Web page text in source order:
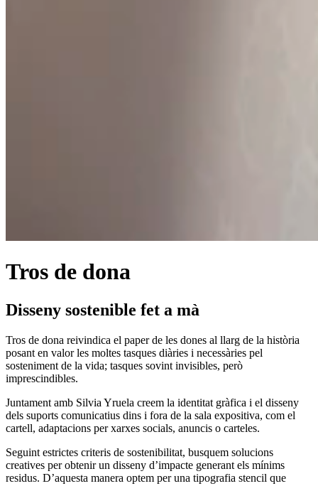
Tros de dona
Disseny sostenible fet a mà
Tros de dona reivindica el paper de les dones al llarg de la història
posant en valor les moltes tasques diàries i necessàries pel
sosteniment de la vida; tasques sovint invisibles, però
imprescindibles.
Juntament amb Silvia Yruela creem la identitat gràfica i el disseny
dels suports comunicatius dins i fora de la sala expositiva, com el
cartell, adaptacions per xarxes socials, anuncis o carteles.
Seguint estrictes criteris de sostenibilitat, busquem solucions
creatives per obtenir un disseny d’impacte generant els mínims
residus. D’aquesta manera optem per una tipografia stencil que